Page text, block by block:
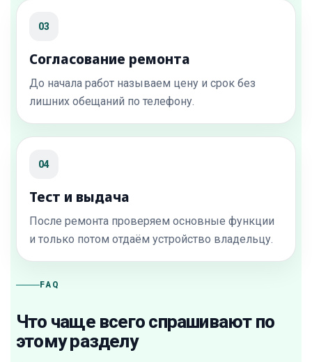
03
Согласование ремонта
До начала работ называем цену и срок без
лишних обещаний по телефону.
04
Тест и выдача
После ремонта проверяем основные функции
и только потом отдаём устройство владельцу.
FAQ
Что чаще всего спрашивают по
этому разделу